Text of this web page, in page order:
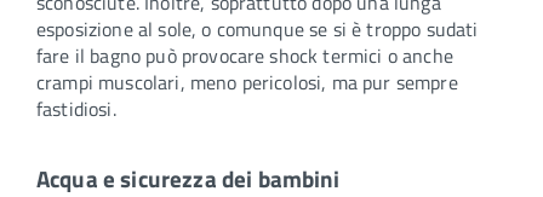
esposizione al sole, o comunque se si è troppo sudati
fare il bagno può provocare shock termici o anche
crampi muscolari, meno pericolosi, ma pur sempre
fastidiosi.
Acqua e sicurezza dei bambini